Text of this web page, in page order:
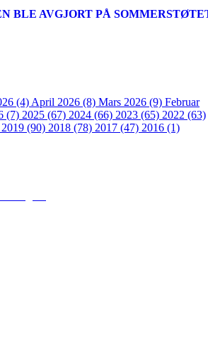
BLE AVGJORT PÅ
(4) April 2026 (8) Mars 2026 (9) Februar
(7) 2025 (67) 2024 (66) 2023 (65) 2022 (63)
2019 (90) 2018 (78) 2017 (47) 2016 (1)